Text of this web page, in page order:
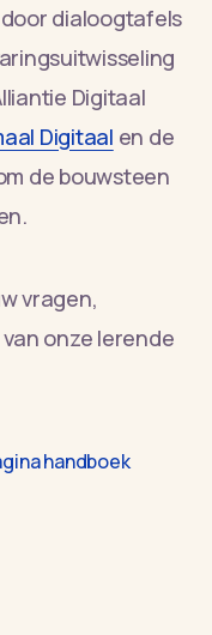
dialoogtafels
Digitaal
Digitaal en de
de bouwsteen
vragen,
onze lerende
handboek